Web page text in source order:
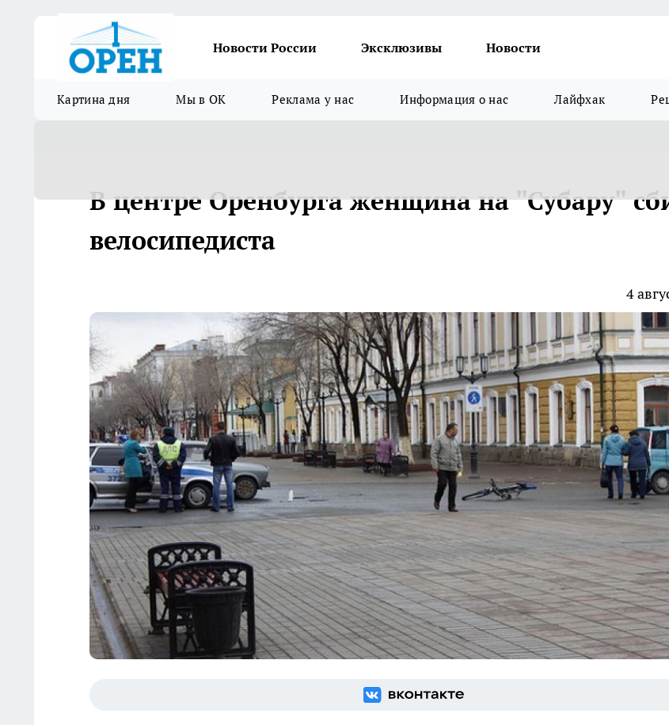
Новости России Эксклюзивы Новости
Картина дня Мы в ОК Реклама у нас Информация о нас Лайфхак
В центре Оренбурга женщина на "Субару"
велосипедиста
4